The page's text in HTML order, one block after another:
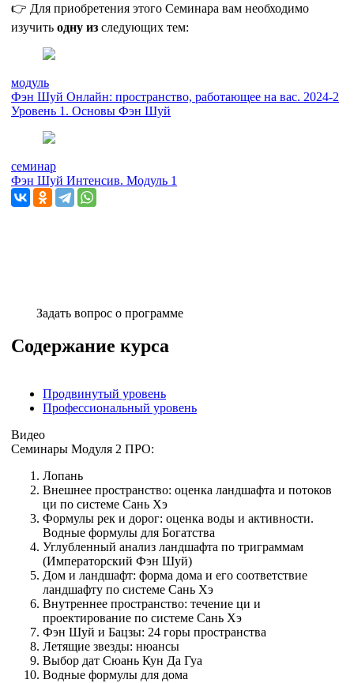
👉 Для приобретения этого Семинара вам необходимо
изучить одну из следующих тем:
модуль
Фэн Шуй Онлайн: пространство, работающее на вас. 2024-2
Уровень 1. Основы Фэн Шуй
семинар
Фэн Шуй Интенсив. Модуль 1
Задать вопрос о программе
Содержание курса
Продвинутый уровень
Профессиональный уровень
Видео
Семинары Модуля 2 ПРО:
Лопань
Внешнее пространство: оценка ландшафта и потоков
ци по системе Сань Хэ
Формулы рек и дорог: оценка воды и активности.
Водные формулы для Богатства
Углубленный анализ ландшафта по триграммам
(Императорский Фэн Шуй)
Дом и ландшафт: форма дома и его соответствие
ландшафту по системе Сань Хэ
Внутреннее пространство: течение ци и
проектирование по системе Сань Хэ
Фэн Шуй и Бацзы: 24 горы пространства
Летящие звезды: нюансы
Выбор дат Сюань Кун Да Гуа
Водные формулы для дома